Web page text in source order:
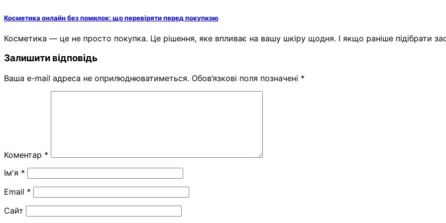
Косметика онлайн без помилок: що перевіряти перед покупкою
Косметика — це не просто покупка. Це рішення, яке впливає на вашу шкіру щодня. І якщо раніше підібрати
Залишити відповідь
Ваша e-mail адреса не оприлюднюватиметься. Обов’язкові поля позначені *
Коментар *
Ім'я *
Email *
Сайт